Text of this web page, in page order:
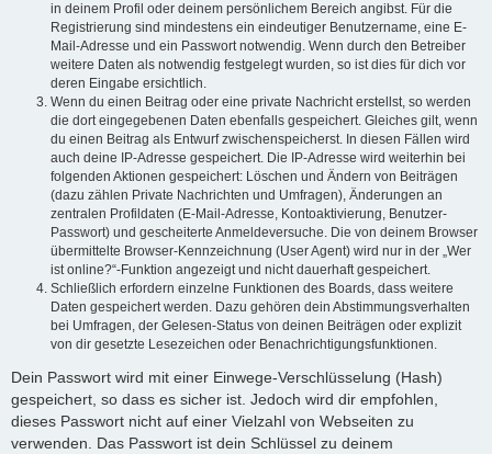
in deinem Profil oder deinem persönlichem Bereich angibst. Für die
Registrierung sind mindestens ein eindeutiger Benutzername, eine E-
Mail-Adresse und ein Passwort notwendig. Wenn durch den Betreiber
weitere Daten als notwendig festgelegt wurden, so ist dies für dich vor
deren Eingabe ersichtlich.
Wenn du einen Beitrag oder eine private Nachricht erstellst, so werden
die dort eingegebenen Daten ebenfalls gespeichert. Gleiches gilt, wenn
du einen Beitrag als Entwurf zwischenspeicherst. In diesen Fällen wird
auch deine IP-Adresse gespeichert. Die IP-Adresse wird weiterhin bei
folgenden Aktionen gespeichert: Löschen und Ändern von Beiträgen
(dazu zählen Private Nachrichten und Umfragen), Änderungen an
zentralen Profildaten (E-Mail-Adresse, Kontoaktivierung, Benutzer-
Passwort) und gescheiterte Anmeldeversuche. Die von deinem Browser
übermittelte Browser-Kennzeichnung (User Agent) wird nur in der „Wer
ist online?“-Funktion angezeigt und nicht dauerhaft gespeichert.
Schließlich erfordern einzelne Funktionen des Boards, dass weitere
Daten gespeichert werden. Dazu gehören dein Abstimmungsverhalten
bei Umfragen, der Gelesen-Status von deinen Beiträgen oder explizit
von dir gesetzte Lesezeichen oder Benachrichtigungsfunktionen.
Dein Passwort wird mit einer Einwege-Verschlüsselung (Hash)
gespeichert, so dass es sicher ist. Jedoch wird dir empfohlen,
dieses Passwort nicht auf einer Vielzahl von Webseiten zu
verwenden. Das Passwort ist dein Schlüssel zu deinem